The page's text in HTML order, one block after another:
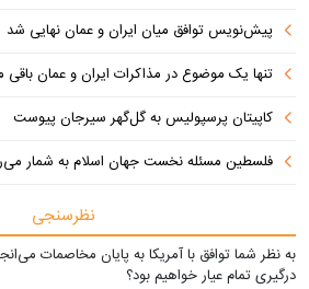
پیش‌نویس توافق میان ایران و عمان نهایی شد
تنها یک موضوع در مذاکرات ایران و عمان
کاپیتان پرسپولیس به گل‌گهر سیرجان پیوست
فلسطین مسئله نخست جهان اسلام به شمار
نظرسنجی
به نظر شما توافق با آمریکا به پایان مخاصمات
درگیری تمام عیار خواهیم بود؟